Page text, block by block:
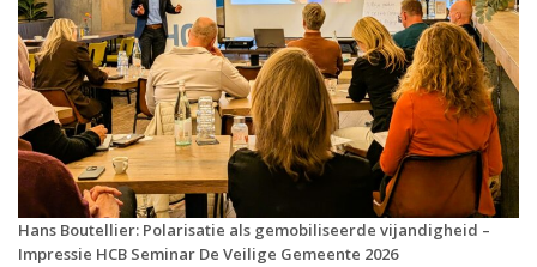
Hans Boutellier: Polarisatie als gemobiliseerde vijandigheid –
Impressie HCB Seminar De Veilige Gemeente 2026